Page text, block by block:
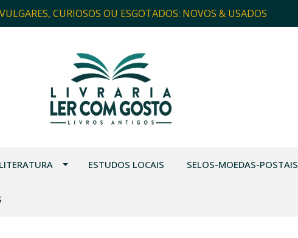
CURIOSOS OU ESGOTADOS: NOVOS & USADOS
LITERATURA ESTUDOS LOCAIS SELOS-MOEDAS-POSTAIS